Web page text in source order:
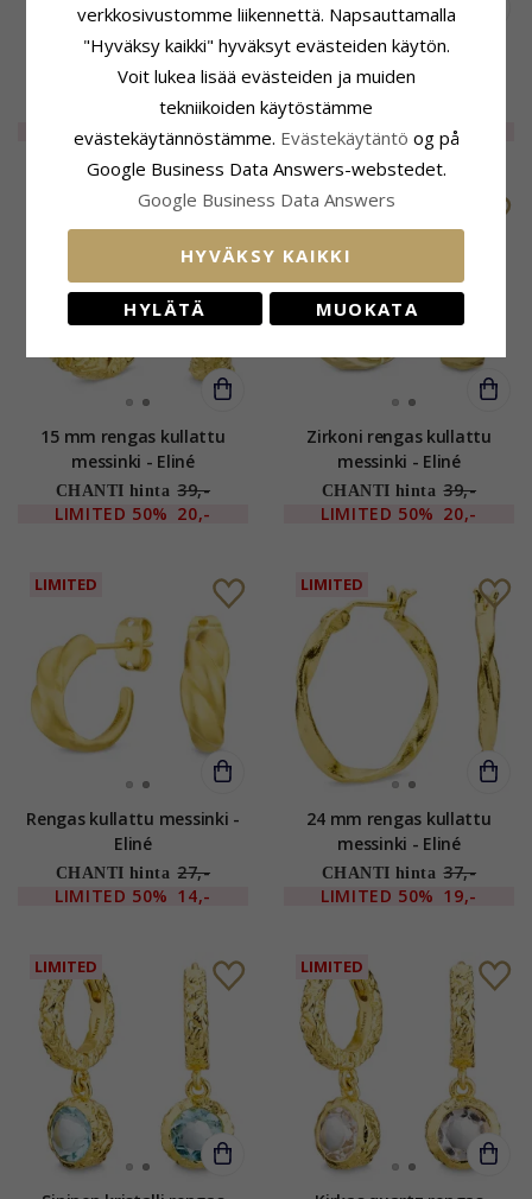
Eliné
CHANTI hinta 32,-
LIMITED 50% 16,-
15 mm rengas kullattu
messinki - Eliné
CHANTI hinta
LIMITED 50% 20,-
15 mm rengas kullattu
messinki - Eliné
CHANTI hinta 39,-
LIMITED 50% 20,-
LIMITED
Zirkoni rengas kullattu
messinki - Eliné
CHANTI hinta 39,-
LIMITED 50% 20,-
LIMITED
Rengas kullattu messinki -
Eliné
CHANTI hinta 27,-
LIMITED 50% 14,-
LIMITED
24 mm rengas kullattu
messinki - Eliné
CHANTI hinta 37,-
LIMITED 50% 19,-
LIMITED LIMITED
verkkosivustomme liikennettä. Napsauttamalla
"Hyväksy kaikki" hyväksyt evästeiden käytön.
Voit lukea lisää evästeiden ja muiden
tekniikoiden käytöstämme
evästekäytännöstämme. Evästekäytäntö og på
Google Business Data Answers-webstedet.
Google Business Data Answers
HYVÄKSY KAIKKI
HYLÄTÄ MUOKATA